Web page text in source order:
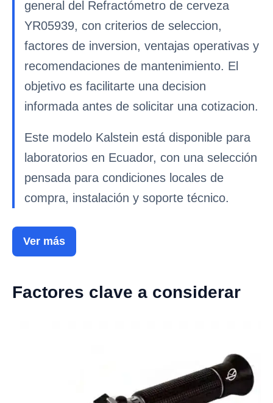
general del Refractómetro de cerveza
YR05939, con criterios de seleccion,
factores de inversion, ventajas operativas y
recomendaciones de mantenimiento. El
objetivo es facilitarte una decision
informada antes de solicitar una cotizacion.
Este modelo Kalstein está disponible para
laboratorios en Ecuador, con una selección
pensada para condiciones locales de
compra, instalación y soporte técnico.
Ver más
Factores clave a considerar